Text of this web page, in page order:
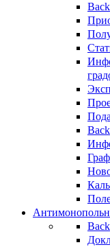
Back
Back
Back